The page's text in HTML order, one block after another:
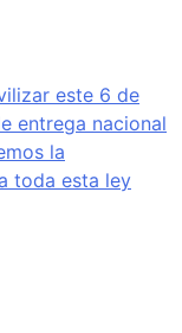
este 6 de
entrega nacional
la
toda esta ley